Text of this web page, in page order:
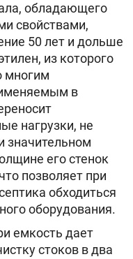
обладающего
свойствами,
50 лет и дольше
из которого
многим
в
нагрузки, не
значительном
его стенок
позволяет при
обходиться
оборудования.
емкость дает
стоков в два